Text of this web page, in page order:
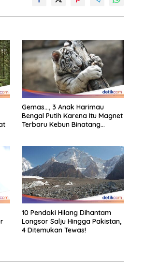
Gemas…, 3 Anak Harimau
Bengal Putih Karena Itu Magnet
Terbaru Kebun Binatang
10 Pendaki Hilang Dihantam
Longsor Salju Hingga Pakistan,
4 Ditemukan Tewas!